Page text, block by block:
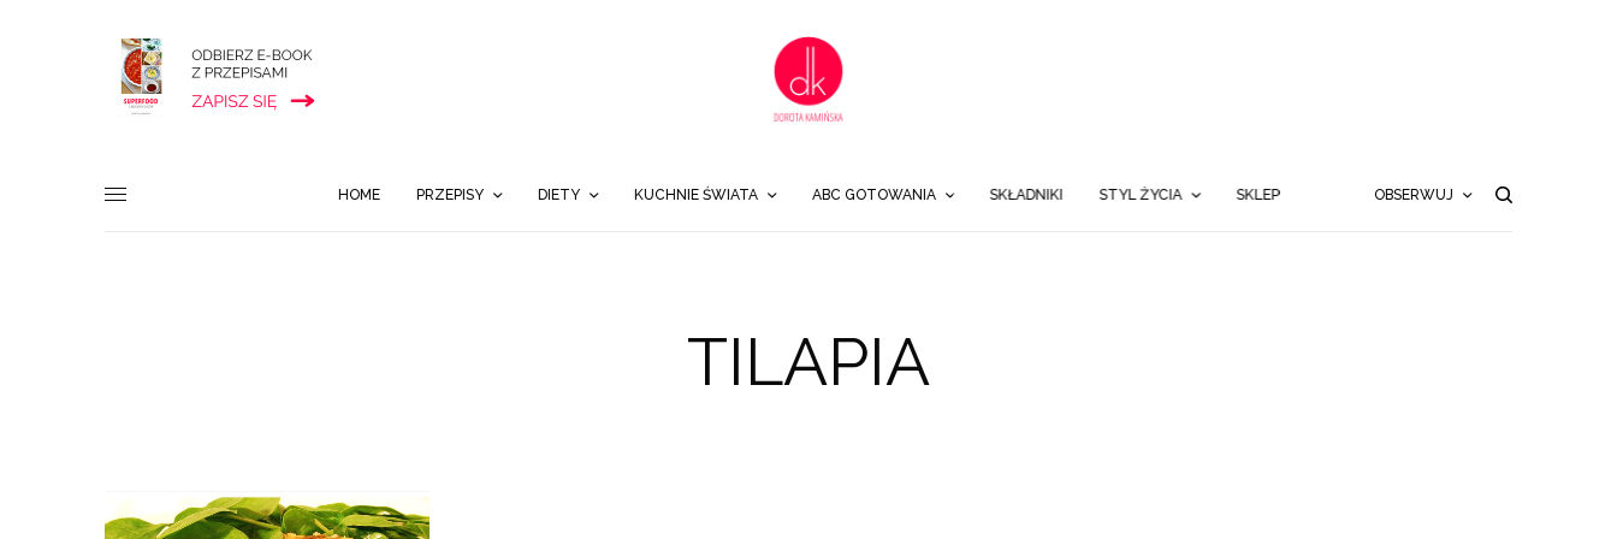
HOME PRZEPISY DIETY KUCHNIE ŚWIATA ABC GOTOWANIA SKŁADNIKI STYL ŻYCIA SKLEP OBSERWUJ
TILAPIA